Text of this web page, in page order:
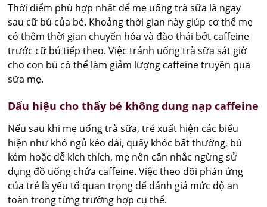
Thời điểm phù hợp nhất để mẹ uống trà sữa là ngay
sau cữ bú của bé. Khoảng thời gian này giúp cơ thể mẹ
có thêm thời gian chuyển hóa và đào thải bớt caffeine
trước cữ bú tiếp theo. Việc tránh uống trà sữa sát giờ
cho con bú có thể làm giảm lượng caffeine truyền qua
sữa mẹ.
Dấu hiệu cho thấy bé không dung nạp caffeine
Nếu sau khi mẹ uống trà sữa, trẻ xuất hiện các biểu
hiện như khó ngủ kéo dài, quấy khóc bất thường, bú
kém hoặc dễ kích thích, mẹ nên cân nhắc ngừng sử
dụng đồ uống chứa caffeine. Việc theo dõi phản ứng
của trẻ là yếu tố quan trọng để đánh giá mức độ an
toàn trong từng trường hợp cụ thể.